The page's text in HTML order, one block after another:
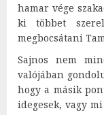
hamar vége
ki többet
megbocsátani
Sajnos nem
valójában
hogy a másik
idegesek, vagy